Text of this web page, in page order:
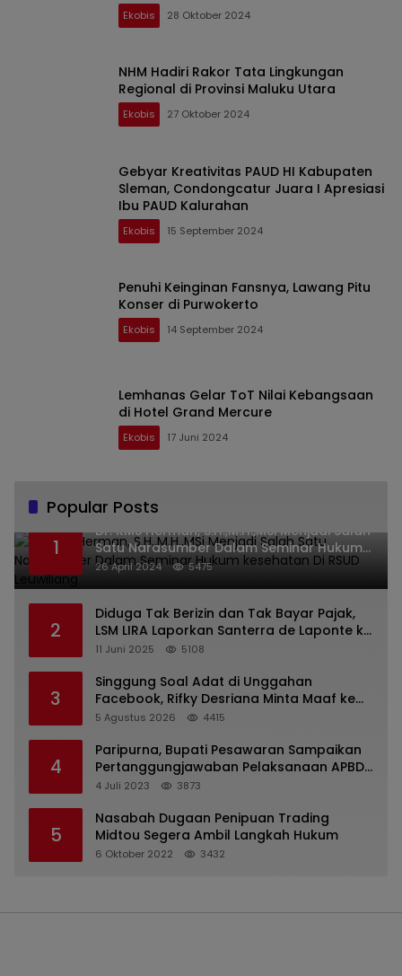
Ekobis 28 Oktober 2024
NHM Hadiri Rakor Tata Lingkungan
Regional di Provinsi Maluku Utara
Ekobis 27 Oktober 2024
Gebyar Kreativitas PAUD HI Kabupaten
Sleman, Condongcatur Juara I Apresiasi
Ibu PAUD Kalurahan
Ekobis 15 September 2024
Penuhi Keinginan Fansnya, Lawang Pitu
Konser di Purwokerto
Ekobis 14 September 2024
Lemhanas Gelar ToT Nilai Kebangsaan
di Hotel Grand Mercure
Ekobis 17 Juni 2024
Popular Posts
1
Dr. KMS Herman, S.H.,M.H.,MSi Menjadi Salah
Satu Narasumber Dalam Seminar Hukum
kesehatan Di RSUD Leuwiliang
26 April 2024 5475
2
Diduga Tak Berizin dan Tak Bayar Pajak,
LSM LIRA Laporkan Santerra de Laponte ke
Kejaksaan Kota Batu
11 Juni 2025 5108
3
Singgung Soal Adat di Unggahan
Facebook, Rifky Desriana Minta Maaf ke
PDA dan Bupati Kubar
5 Agustus 2026 4415
4
Paripurna, Bupati Pesawaran Sampaikan
Pertanggungjawaban Pelaksanaan APBD
2022
4 Juli 2023 3873
5
Nasabah Dugaan Penipuan Trading
Midtou Segera Ambil Langkah Hukum
6 Oktober 2022 3432